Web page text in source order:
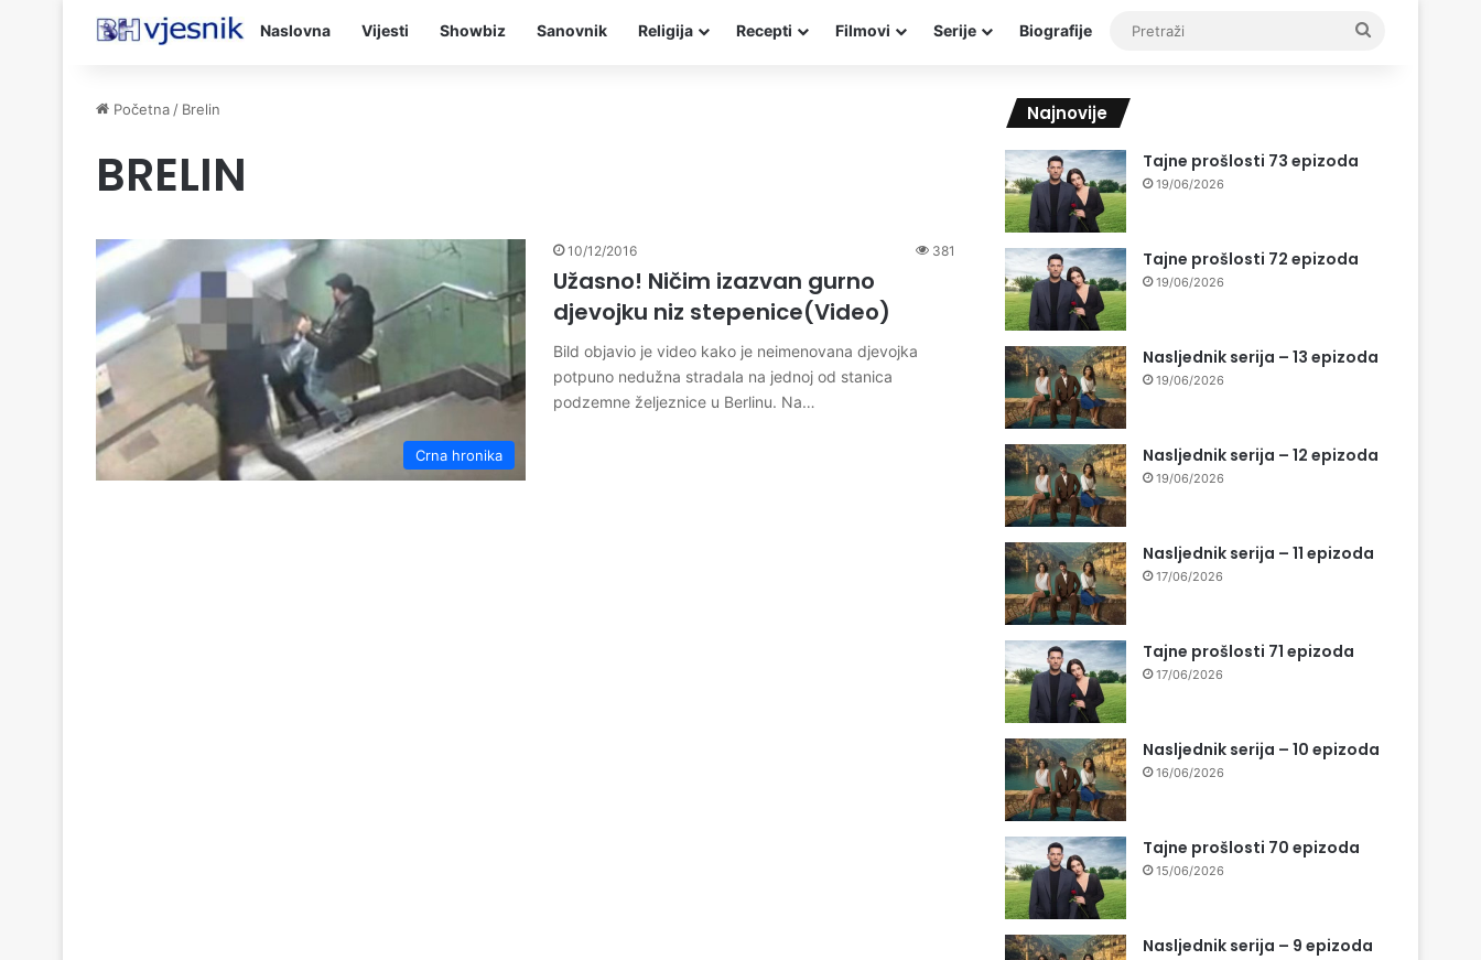
Naslovna Vijesti Showbiz Sanovnik Religija Recepti Filmovi Serije Biografije
Početna / Brelin
BRELIN
Crna hronika
10/12/2016 381
Užasno! Ničim izazvan gurno
djevojku niz stepenice(Video)
Bild objavio je video kako je neimenovana djevojka
potpuno nedužna stradala na jednoj od stanica
podzemne željeznice u Berlinu. Na…
Najnovije
Tajne prošlosti 73 epizoda
19/06/2026
Tajne prošlosti 72 epizoda
19/06/2026
Nasljednik serija – 13 epizoda
19/06/2026
Nasljednik serija – 12 epizoda
19/06/2026
Nasljednik serija – 11 epizoda
17/06/2026
Tajne prošlosti 71 epizoda
17/06/2026
Nasljednik serija – 10 epizoda
16/06/2026
Tajne prošlosti 70 epizoda
15/06/2026
Nasljednik serija – 9 epizoda